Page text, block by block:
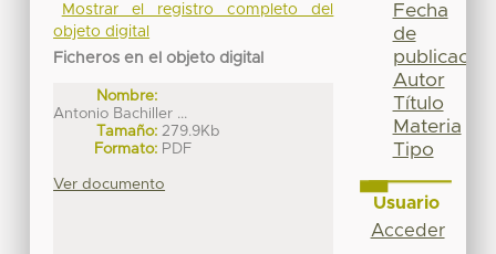
Mostrar el registro completo del
objeto digital
Ficheros en el objeto digital
Nombre:
Antonio Bachiller ...
Tamaño: 279.9Kb
Formato: PDF
Ver documento
Fecha
de
publicación
Autor
Título
Materia
Tipo
Usuario
Acceder